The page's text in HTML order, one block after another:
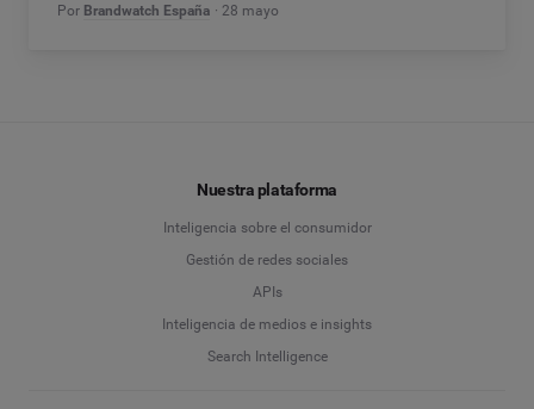
Por Brandwatch España 28 mayo
Nuestra plataforma
Inteligencia sobre el consumidor
Gestión de redes sociales
APIs
Inteligencia de medios e insights
Search Intelligence